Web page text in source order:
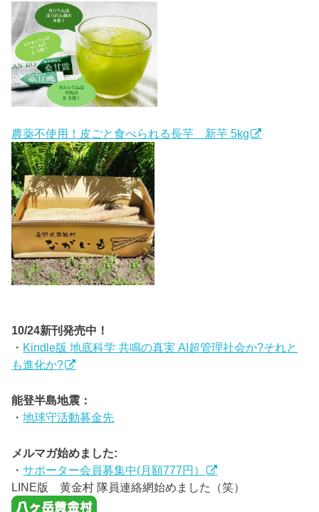
農薬不使用！皮ごと食べられる長芋 新芋 5kg
10/24新刊発売中！
・ Kindle版 地底科学 共鳴の真実 AI超管理社会か?それと
も進化か?
能登半島地震：
・地球守活動募金先
メルマガ始めました:
・サポーター会員募集中(月額777円）
LINE版 黄金村 隊員連絡網始めました（笑）